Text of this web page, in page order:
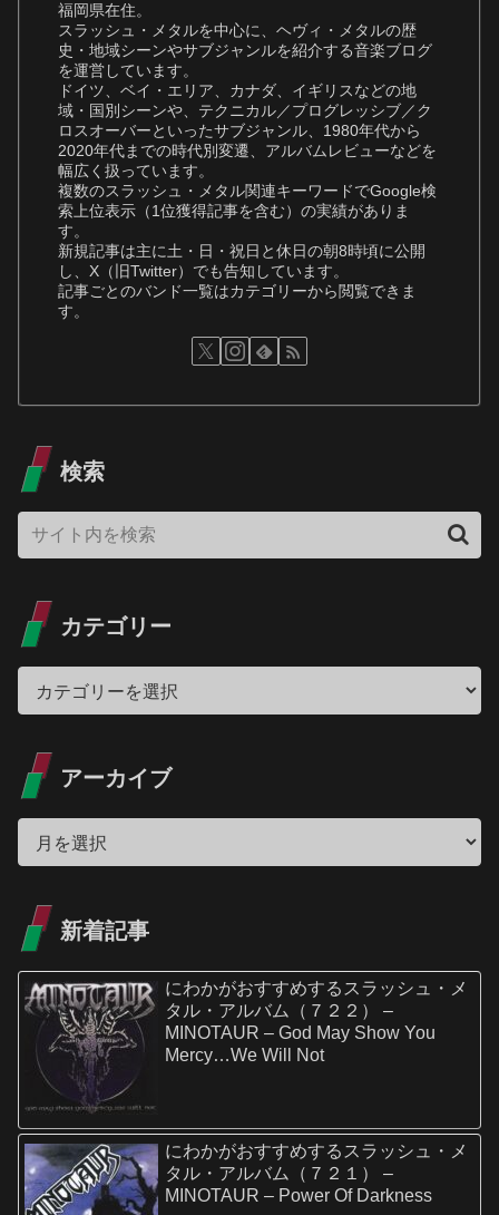
福岡県在住。
スラッシュ・メタルを中心に、ヘヴィ・メタルの歴
史・地域シーンやサブジャンルを紹介する音楽ブログ
を運営しています。
ドイツ、ベイ・エリア、カナダ、イギリスなどの地
域・国別シーンや、テクニカル／プログレッシブ／ク
ロスオーバーといったサブジャンル、1980年代から
2020年代までの時代別変遷、アルバムレビューなどを
幅広く扱っています。
複数のスラッシュ・メタル関連キーワードでGoogle検
索上位表示（1位獲得記事を含む）の実績がありま
す。
新規記事は主に土・日・祝日と休日の朝8時頃に公開
し、X（旧Twitter）でも告知しています。
記事ごとのバンド一覧はカテゴリーから閲覧できま
す。
検索
カテゴリー
アーカイブ
新着記事
にわかがおすすめするスラッシュ・メ
タル・アルバム（７２２） –
MINOTAUR – God May Show You
Mercy…We Will Not
にわかがおすすめするスラッシュ・メ
タル・アルバム（７２１） –
MINOTAUR – Power Of Darkness